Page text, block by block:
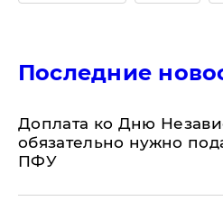
Последние
Доплата ко Дню
обязательно нужно
ПФУ